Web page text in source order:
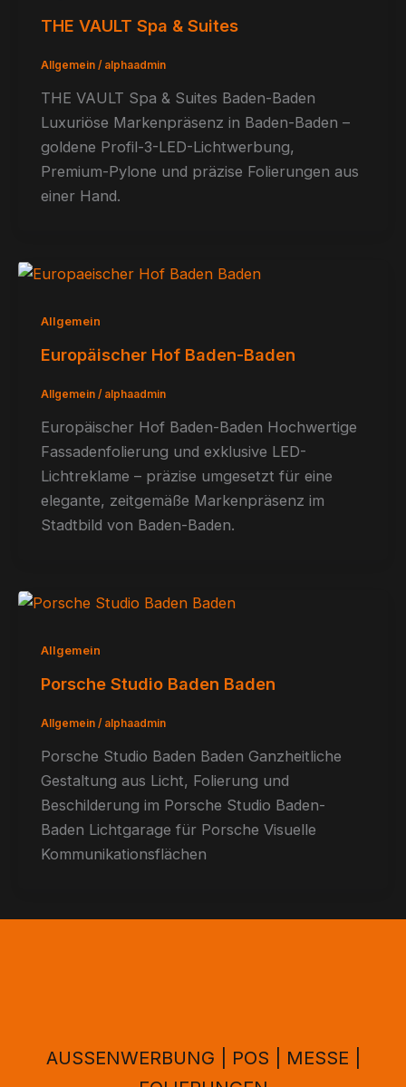
THE VAULT Spa & Suites
Allgemein/ alphaadmin
THE VAULT Spa & Suites Baden-Baden
Luxuriöse Markenpräsenz in Baden-Baden –
goldene Profil-3-LED-Lichtwerbung,
Premium-Pylone und präzise Folierungen aus
einer Hand.
Allgemein
Europäischer Hof Baden-Baden
Allgemein/ alphaadmin
Europäischer Hof Baden-Baden Hochwertige
Fassadenfolierung und exklusive LED-
Lichtreklame – präzise umgesetzt für eine
elegante, zeitgemäße Markenpräsenz im
Stadtbild von Baden-Baden.
Allgemein
Porsche Studio Baden Baden
Allgemein/ alphaadmin
Porsche Studio Baden Baden Ganzheitliche
Gestaltung aus Licht, Folierung und
Beschilderung im Porsche Studio Baden-
Baden Lichtgarage für Porsche Visuelle
Kommunikationsflächen
AUSSENWERBUNG | POS | MESSE |